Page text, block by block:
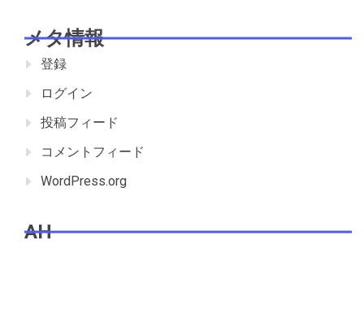
メタ情報
登録
ログイン
投稿フィード
コメントフィード
WordPress.org
AH